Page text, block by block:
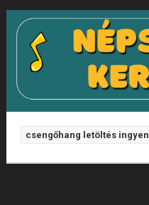
csengőhang letöltés ingyen